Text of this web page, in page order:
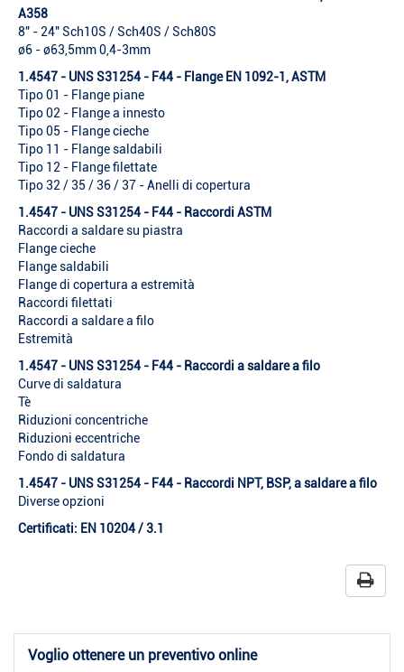
A358
8" - 24" Sch10S / Sch40S / Sch80S
ø6 - ø63,5mm 0,4-3mm
1.4547 - UNS S31254 - F44 - Flange EN 1092-1, ASTM
Tipo 01 - Flange piane
Tipo 02 - Flange a innesto
Tipo 05 - Flange cieche
Tipo 11 - Flange saldabili
Tipo 12 - Flange filettate
Tipo 32 / 35 / 36 / 37 - Anelli di copertura
1.4547 - UNS S31254 - F44 - Raccordi ASTM
Raccordi a saldare su piastra
Flange cieche
Flange saldabili
Flange di copertura a estremità
Raccordi filettati
Raccordi a saldare a filo
Estremità
1.4547 - UNS S31254 - F44 - Raccordi a saldare a filo
Curve di saldatura
Tè
Riduzioni concentriche
Riduzioni eccentriche
Fondo di saldatura
1.4547 - UNS S31254 - F44 - Raccordi NPT, BSP, a saldare a filo
Diverse opzioni
Certificati: EN 10204 / 3.1
Voglio ottenere un preventivo online